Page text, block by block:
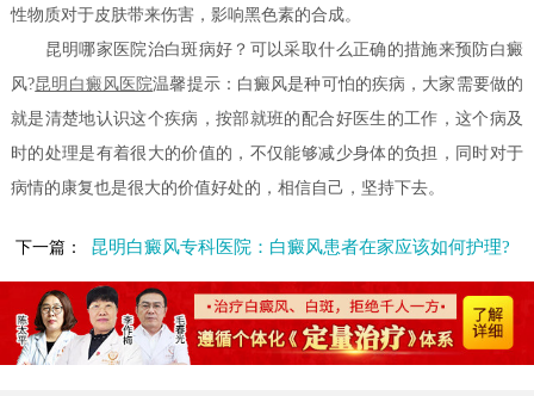
性物质对于皮肤带来伤害，影响黑色素的合成。
昆明哪家医院治白斑病好？可以采取什么正确的措施来预防白癜
风?昆明白癜风医院温馨提示：白癜风是种可怕的疾病，大家需要做的
就是清楚地认识这个疾病，按部就班的配合好医生的工作，这个病及
时的处理是有着很大的价值的，不仅能够减少身体的负担，同时对于
病情的康复也是很大的价值好处的，相信自己，坚持下去。
下一篇： 昆明白癜风专科医院：白癜风患者在家应该如何护理?